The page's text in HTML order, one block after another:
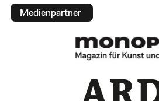
Medienpartner